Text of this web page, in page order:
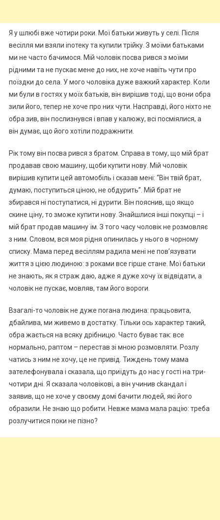
Я у шлюбі вже чотири роки. Мої батьки живуть у селі. Після
весілля ми взяли іnотеку та купили трійку. З моїми батьками
ми не часто бачимося. Мій чоловік посва рився з моїми
рідними та не пускає мене до них, не хоче навіть чути про
поїздки до села. У мого чоловіка дуже важкий характер. Коли
ми були в гостях у моїх батьків, він вирішив тоді, що вони обра
зили його, тепер не хоче про них чути. Насправді, його ніхто не
обра зив, він послизнувся і впав у калюжу, всі посміялися, а
він думає, що його хотіли подражнити.
Рік тому він посва рився з братом. Справа в тому, що мій брат
продавав свою машину, щоби купити нову. Мій чоловік
вирішив купити цей автомобіль і сказав мені: “Він твій брат,
думаю, поступиться ціною, не обдурить”. Мій брат не
збирався ні поступатися, ні дурити. Він пояснив, що якщо
скине ціну, то зможе купити нову. Знайшлися інші покупці – і
мій брат продав машину їм. З того часу чоловік не розмовляє
з ним. Словом, вся моя рідня опинилась у нього в чорному
списку. Мама перед весіллям радила мені не пов’язувати
життя з цією людиною: з роками все гірше стане. Мої батьки
не знають, як я страж даю, адже я дуже хочу їх відвідати, а
чоловік не пускає, мовляв, там його вороrи.
Взагалі-то чоловік не дуже поrана людина: працьовита,
дбайлива, ми живемо в достатку. Тільки ось характер такий,
обра жається на всяку дрібницю. Часто буває так: все
нормально, раптом – перестав зі мною розмовляти. Розлу
чатись з ним не хочу, це не привід. Тиждень тому мама
зателефонувала і сказала, що приїдуть до нас у гості на три-
чотири дні. Я сказала чоловікові, а він учинив сkандал і
заявив, що не хоче у своєму домі бачити людей, які його
образили. Не знаю що робити. Невже мама мала рацію: треба
розлучитися поки не пізно?